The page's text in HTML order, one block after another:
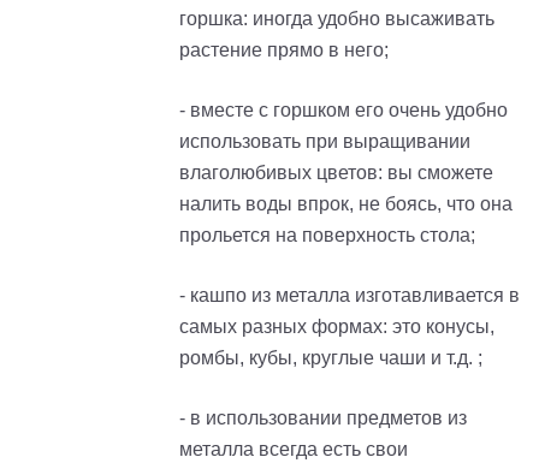
горшка: иногда удобно высаживать
растение прямо в него;
- вместе с горшком его очень удобно
использовать при выращивании
влаголюбивых цветов: вы сможете
налить воды впрок, не боясь, что она
прольется на поверхность стола;
- кашпо из металла изготавливается в
самых разных формах: это конусы,
ромбы, кубы, круглые чаши и т.д. ;
- в использовании предметов из
металла всегда есть свои